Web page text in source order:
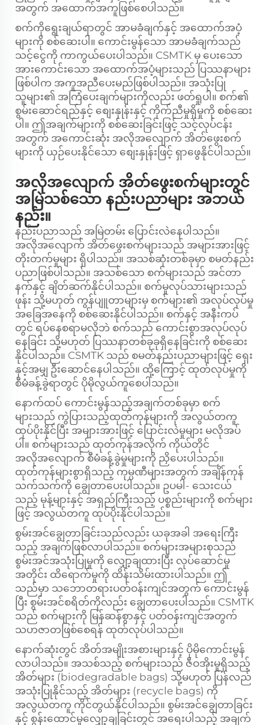
အတွက် အထောက်အကူဖြစ်စေပါသည်။
စက်ကိုရွေးချယ်ရာတွင် အာမခံချက်နှင့် အထောက်အပံ့
များကို စစ်ဆေးပါ။ ကောင်းမွန်သော အာမခံချက်သည်
သင့်ငွေကို ကာကွယ်ပေးပါသည်။ CSMTK မှ ပေးသော
အားကောင်းသော အထောက်အပံ့များသည် ပြဿနာများ
ဖြစ်ပါက အကူအညီပေးမည်ဖြစ်ပါသည်။ အသုံးပြု
သူများ၏ အကြံပေးချက်များကိုလည်း ဖတ်ရှုပါ။ စက်၏
စွမ်းဆောင်ရည်နှင့် စျေးနှုန်းနှင့် ကိုက်ညီမှုရှိမှုကို စစ်ဆေး
ပါ။ ဤအချက်များကို စစ်ဆေးခြင်းဖြင့် သင့်လုပ်ငန်း
အတွက် အကောင်းဆုံး အလိုအလျောက် အိတ်ဖွေးစက်
များကို ယှဉ်ပေးနိုင်သော စျေးနှုန်းဖြင့် ရှာဖွေနိုင်ပါသည်။
အလိုအလျောက် အိတ်ဖွေးစက်များတွင်
အမြဲသစ်သော နည်းပညာများ အဘယ်
နည်း။
နည်းပညာသည် အမြဲတမ်း ပြောင်းလဲနေပါသည်။
အလိုအလျောက် အိတ်ဖွေးစက်များသည် အများအားဖြင့်
တိုးတက်မှုများ ရှိပါသည်။ အသစ်ဆုံးတစ်ခုမှာ စမတ်နည်း
ပညာဖြစ်ပါသည်။ အသစ်သော စက်များသည် အင်တာ
နက်နှင့် ချိတ်ဆက်နိုင်ပါသည်။ စက်မှုလုပ်သားများသည်
ဖုန်း သို့မဟုတ် ကွန်ပျူတာများမှ စက်များ၏ အလုပ်လုပ်မှု
အခြေအနေကို စစ်ဆေးနိုင်ပါသည်။ စက်နှင့် အနီးကပ်
တွင် ရပ်နေစရာမလိုဘဲ စက်သည် ကောင်းစွာအလုပ်လုပ်
နေခြင်း သို့မဟုတ် ပြဿနာတစ်ခုခုရှိနေခြင်းကို စစ်ဆေး
နိုင်ပါသည်။ CSMTK သည် စမတ်နည်းပညာများဖြင့် ရှေး
နှင့်အမျှ ဦးဆောင်နေပါသည်။ ထို့ကြောင့် ထုတ်လုပ်မှုကို
စီမံခန့်ခွဲရာတွင် ပိုမိုလွယ်ကူစေပါသည်။
နောက်ထပ် ကောင်းမွန်သည့်အချက်တစ်ခုမှာ စက်
များသည် ကွဲပြားသည့်ထုတ်ကုန်များကို အလွယ်တကူ
ထုပ်ပိုးနိုင်ပြီး အများအားဖြင့် ပြောင်းလဲမှုများ မလိုအပ်
ပါ။ စက်များသည် ထုတ်ကုန်အလိုက် ကိုယ်တိုင်
အလိုအလျောက် စီမံခန့်ခွဲမှုများကို ညှိပေးပါသည်။
ထုတ်ကုန်များစွာရှိသည့် ကုမ္ပဏီများအတွက် အချိန်ကုန်
သက်သက်ကို ချွေတာပေးပါသည်။ ဥပမါ- သေးငယ်
သည့် မုန့်များနှင့် အရှည်ကြီးသည့် ပစ္စည်းများကို စက်များ
ဖြင့် အလွယ်တကူ ထုပ်ပိုးနိုင်ပါသည်။
စွမ်းအင်ချွေတာခြင်းသည်လည်း ယခုအခါ အရေးကြီး
သည့် အချက်ဖြစ်လာပါသည်။ စက်များအများစုသည်
စွမ်းအင်အသုံးပြုမှုကို လျှော့ချထားပြီး လုပ်ဆောင်မှု
အတိုင်း ထိရောက်မှုကို ထိန်းသိမ်းထားပါသည်။ ဤ
သည်မှာ သဘောတရားပတ်ဝန်းကျင်အတွက် ကောင်းမွန်
ပြီး စွမ်းအင်စရိတ်ကိုလည်း ချွေတာပေးပါသည်။ CSMTK
သည် စက်များကို မြန်ဆန်စွာနှင့် ပတ်ဝန်းကျင်အတွက်
သဟဇာတဖြစ်စေရန် ထုတ်လုပ်ပါသည်။
နောက်ဆုံးတွင် အိတ်အမျိုးအစားများနှင့် ပိုမိုကောင်းမွန်
လာပါသည်။ အသစ်သည့် စက်များသည် ဇီဝအိုးမှုရှိသည့်
အိတ်များ (biodegradable bags) သို့မဟုတ် ပြန်လည်
အသုံးပြုနိုင်သည့် အိတ်များ (recycle bags) ကို
အလွယ်တကူ ကိုင်တွယ်နိုင်ပါသည်။ စွမ်းအင်ချွေတာခြင်း
နှင့် စွန်းထောင်မှုလျှော့ချခြင်းတွင် အရေးပါသည့် အချက်